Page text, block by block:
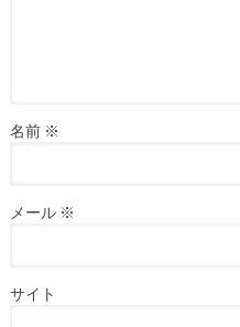
名前 ※
メール ※
サイト